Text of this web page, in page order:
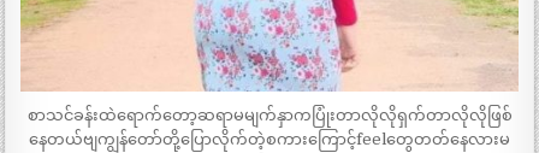
စာသင်ခန်းထဲရောက်တော့ဆရာမမျက်နှာကပြုံးတာလိုလိုရှက်တာလိုလိုဖြစ်
နေတယ်ဗျကျွန်တော်တို့ပြောလိုက်တဲ့စကားကြောင့်feelတွေတတ်နေလားမ